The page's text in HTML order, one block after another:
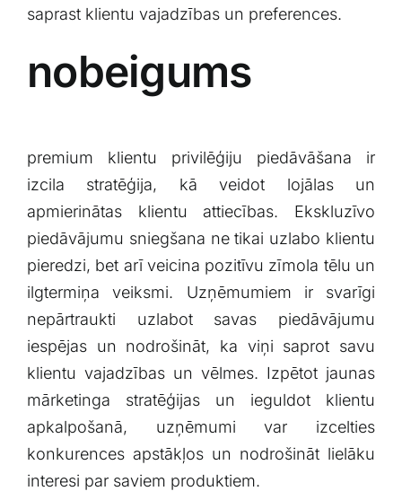
saprast klientu ‍vajadzības un preferences.
nobeigums
premium klientu privilēģiju ⁢piedāvāšana ir
izcila stratēģija,‌ kā‌ veidot lojālas un
apmierinātas klientu attiecības. Ekskluzīvo
⁤piedāvājumu sniegšana ‌ne tikai uzlabo klientu⁣
pieredzi, ⁣bet arī veicina pozitīvu zīmola tēlu un
ilgtermiņa veiksmi. Uzņēmumiem ir svarīgi
nepārtraukti‍ uzlabot savas ⁢piedāvājumu
iespējas‍ un nodrošināt, ka ‍viņi saprot savu
klientu vajadzības un vēlmes. ‍Izpētot ⁣jaunas
mārketinga stratēģijas un ieguldot klientu⁢
apkalpošanā, uzņēmumi var izcelties
konkurences apstākļos un nodrošināt⁣ lielāku
interesi par saviem produktiem.